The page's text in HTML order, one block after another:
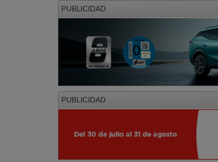
PUBLICIDAD
PUBLICIDAD